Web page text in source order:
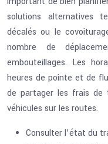
solutions alternatives
décalés ou le
nombre de
embouteillages. Les
heures de pointe et de
de partager les frais de
véhicules sur les routes.
Consulter l’état du